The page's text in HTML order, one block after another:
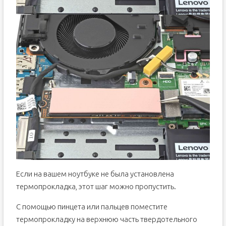
Если на вашем ноутбуке не была установлена
термопрокладка, этот шаг можно пропустить.
С помощью пинцета или пальцев поместите
термопрокладку на верхнюю часть твердотельного